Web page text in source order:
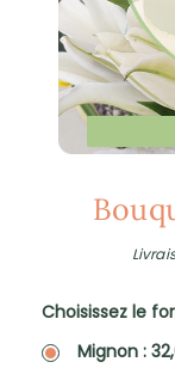
Choisissez le
Mignon :